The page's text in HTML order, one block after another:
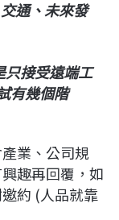
通、未來發
只接受遠端工
有幾個階
業、公司規
趣再回覆，如
約 (人品就靠